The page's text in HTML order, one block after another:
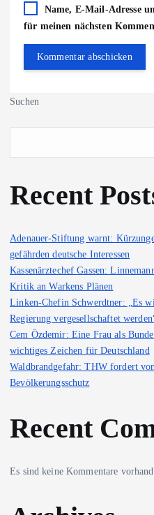
Name, E-Mail-Adresse
für meinen nächsten
Suchen
Recent
Adenauer-Stiftung warnt:
gefährden deutsche Interessen
Kassenärztechef Gassen:
Kritik an Warkens Plänen
Linken-Chefin Schwerdtner: „Es
Regierung vergesellschaftet
Cem Özdemir: Eine Frau als
wichtiges Zeichen für Deutschland
Waldbrandgefahr: THW fordert
Bevölkerungsschutz
Recent
Es sind keine Kommentare